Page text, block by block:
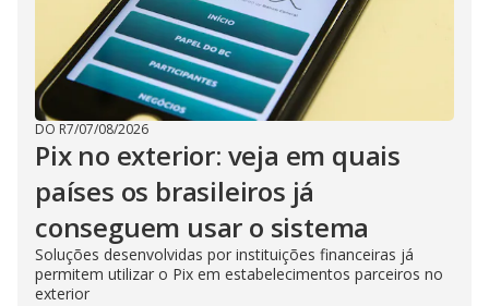
DO R7/07/08/2026
Pix no exterior: veja em quais
países os brasileiros já
conseguem usar o sistema
Soluções desenvolvidas por instituições financeiras já
permitem utilizar o Pix em estabelecimentos parceiros no
exterior